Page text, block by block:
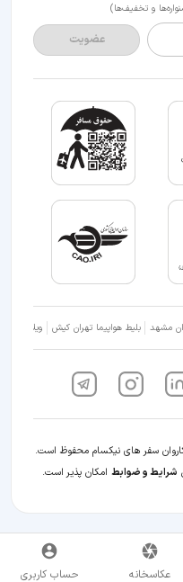
و تخفیف‌ها)
عضویت
مشهد بلیط هواپیما تهران کیش ویلا شمال
سفر های نیکسام محفوظ است.
شرایط و ضوابط امکان پذیر است.
عکاسخانه حساب کاربری